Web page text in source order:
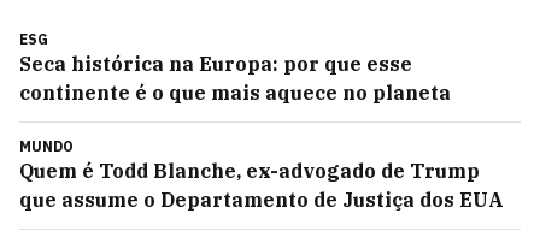
ESG
Seca histórica na Europa: por que esse
continente é o que mais aquece no planeta
MUNDO
Quem é Todd Blanche, ex-advogado de Trump
que assume o Departamento de Justiça dos EUA